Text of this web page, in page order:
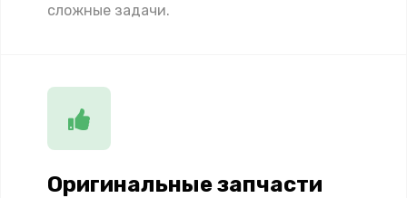
сложные задачи.
Оригинальные запчасти